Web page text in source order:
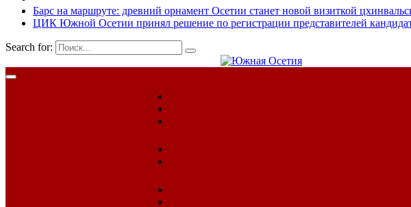
Барс на маршруте: древний орнамент Осетии станет новой визиткой
ЦИК Южной Осетии принял решение по регистрации представителей
Search for: